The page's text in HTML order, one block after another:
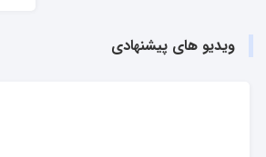
ویدیو های پیشنهادی